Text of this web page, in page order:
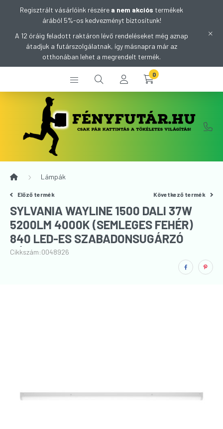
Regisztrált vásárlóink részére a nem akciós termékek
árából 5%-os kedvezményt biztosítunk!
A 12 óráig feladott raktáron lévő rendeléseket még aznap
átadjuk a futárszolgálatnak, így másnapra már az
otthonában lehet a megrendelt termék.
0
Lámpák
Előző termék Következő termék
SYLVANIA WAYLINE 1500 DALI 37W
5200LM 4000K (SEMLEGES FEHÉR)
840 LED-ES SZABADONSUGÁRZÓ
LÁMPA
Cikkszám:0048926